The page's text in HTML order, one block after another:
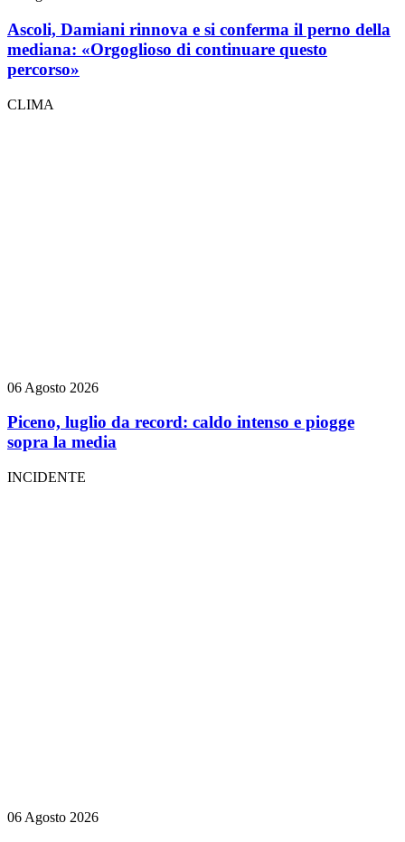
Ascoli, Damiani rinnova e si conferma il perno della
mediana: «Orgoglioso di continuare questo
percorso»
CLIMA
06 Agosto 2026
Piceno, luglio da record: caldo intenso e piogge
sopra la media
INCIDENTE
06 Agosto 2026